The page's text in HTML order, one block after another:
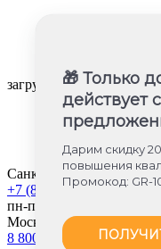
загрузка карты...
Санкт-Петербург
+7 (812) 605-85-58
пн-пт с 9:00 до 18:00
Москва
8 800 350-45-56
🎁 Только
действует
Дарим скидку
повышения
Промокод: GR-